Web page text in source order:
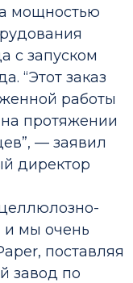
мощностью
с запуском
“Этот заказ
работы
протяжении
— заявил
директор
мы очень
поставляя
завод по